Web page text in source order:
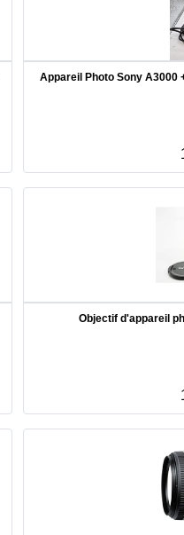
Appareil Photo Sony A3000
Objectif d'appareil